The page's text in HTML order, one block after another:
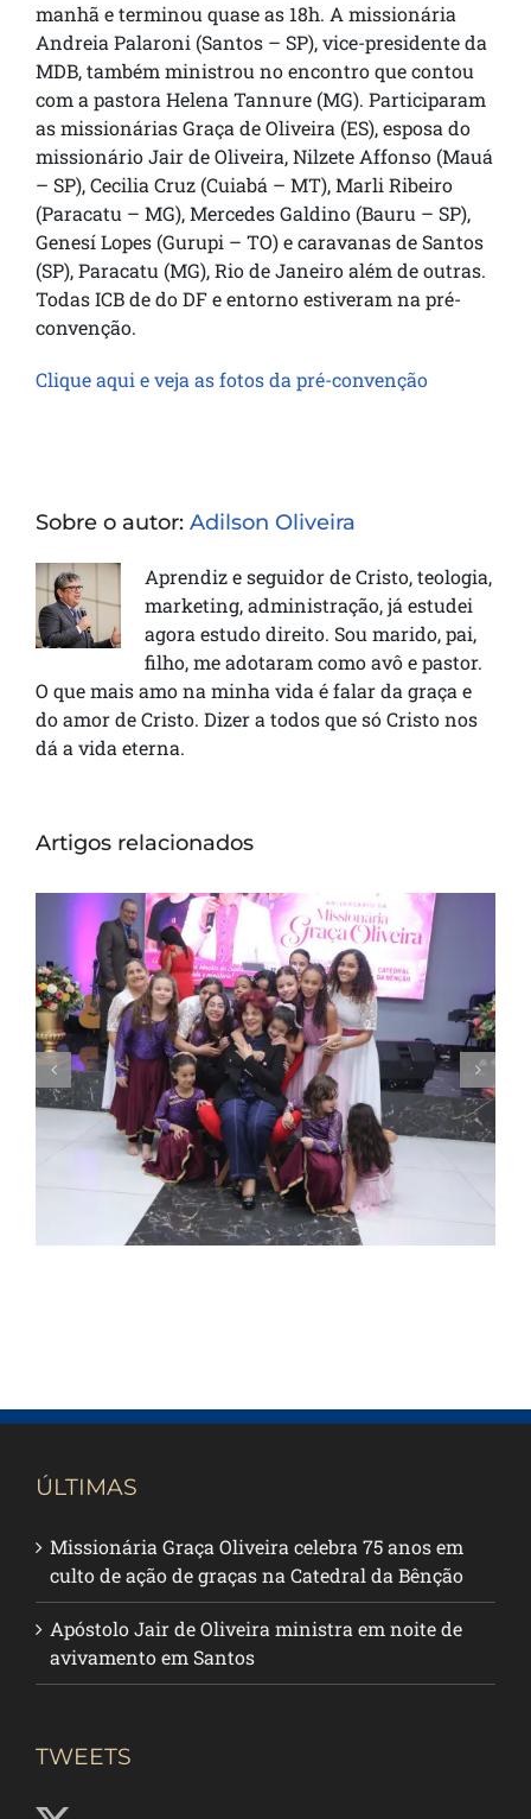
manhã e terminou quase as 18h. A missionária
Andreia Palaroni (Santos – SP), vice-presidente da
MDB, também ministrou no encontro que contou
com a pastora Helena Tannure (MG). Participaram
as missionárias Graça de Oliveira (ES), esposa do
missionário Jair de Oliveira, Nilzete Affonso (Mauá
– SP), Cecilia Cruz (Cuiabá – MT), Marli Ribeiro
(Paracatu – MG), Mercedes Galdino (Bauru – SP),
Genesí Lopes (Gurupi – TO) e caravanas de Santos
(SP), Paracatu (MG), Rio de Janeiro além de outras.
Todas ICB de do DF e entorno estiveram na pré-
convenção.
Clique aqui e veja as fotos da pré-convenção
Sobre o autor: Adilson Oliveira
Aprendiz e seguidor de Cristo, teologia,
marketing, administração, já estudei
agora estudo direito. Sou marido, pai,
filho, me adotaram como avô e pastor.
O que mais amo na minha vida é falar da graça e
do amor de Cristo. Dizer a todos que só Cristo nos
dá a vida eterna.
Artigos relacionados
Missionária Graça Oliveira celebra 75 anos
em culto de ação de graças na Catedral
da Bênção
ÚLTIMAS
Missionária Graça Oliveira celebra 75 anos em
culto de ação de graças na Catedral da Bênção
Apóstolo Jair de Oliveira ministra em noite de
avivamento em Santos
TWEETS